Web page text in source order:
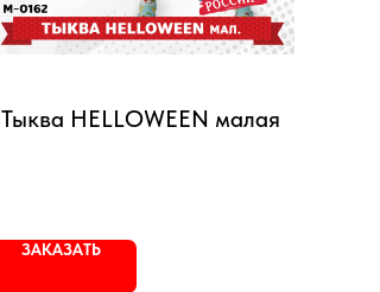
Тыква HELLOWEEN малая
ЗАКАЗАТЬ